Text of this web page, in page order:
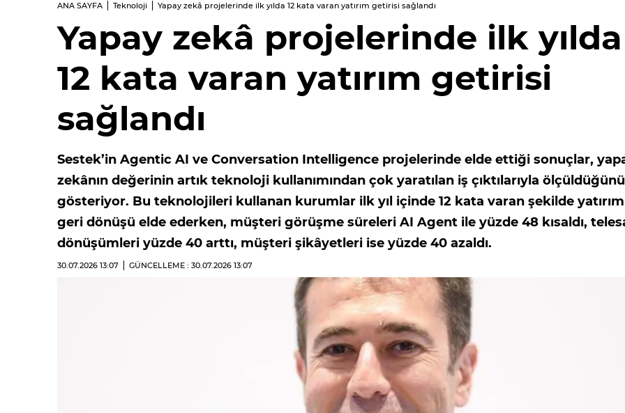
ANA SAYFA Teknoloji Yapay zekâ projelerinde ilk yılda 12 kata varan yatırım getirisi sağlandı
Yapay zekâ projelerinde ilk yılda
12 kata varan yatırım getirisi
sağlandı
Sestek’in Agentic AI ve Conversation Intelligence projelerinde elde ettiği sonuçlar,
zekânın değerinin artık teknoloji kullanımından çok yaratılan iş çıktılarıyla ölçüldüğünü
gösteriyor. Bu teknolojileri kullanan kurumlar ilk yıl içinde 12 kata varan şekilde yatırım
geri dönüşü elde ederken, müşteri görüşme süreleri AI Agent ile yüzde 48 kısaldı,
dönüşümleri yüzde 40 arttı, müşteri şikâyetleri ise yüzde 40 azaldı.
30.07.2026 13:07 GÜNCELLEME : 30.07.2026 13:07